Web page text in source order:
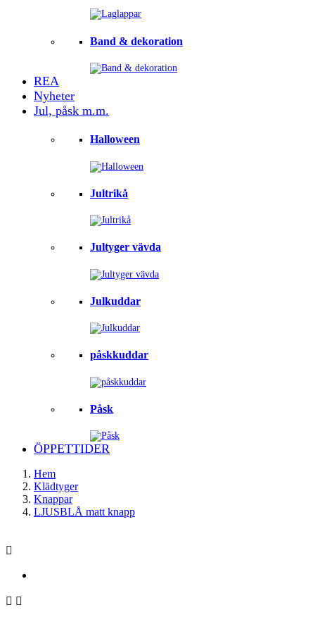
Band & dekoration
REA
Nyheter
Jul, påsk m.m.
Halloween
Jultrikå
Jultyger vävda
Julkuddar
påskkuddar
Påsk
ÖPPETTIDER
Hem
Klädtyger
Knappar
LJUSBLÅ matt knapp

 